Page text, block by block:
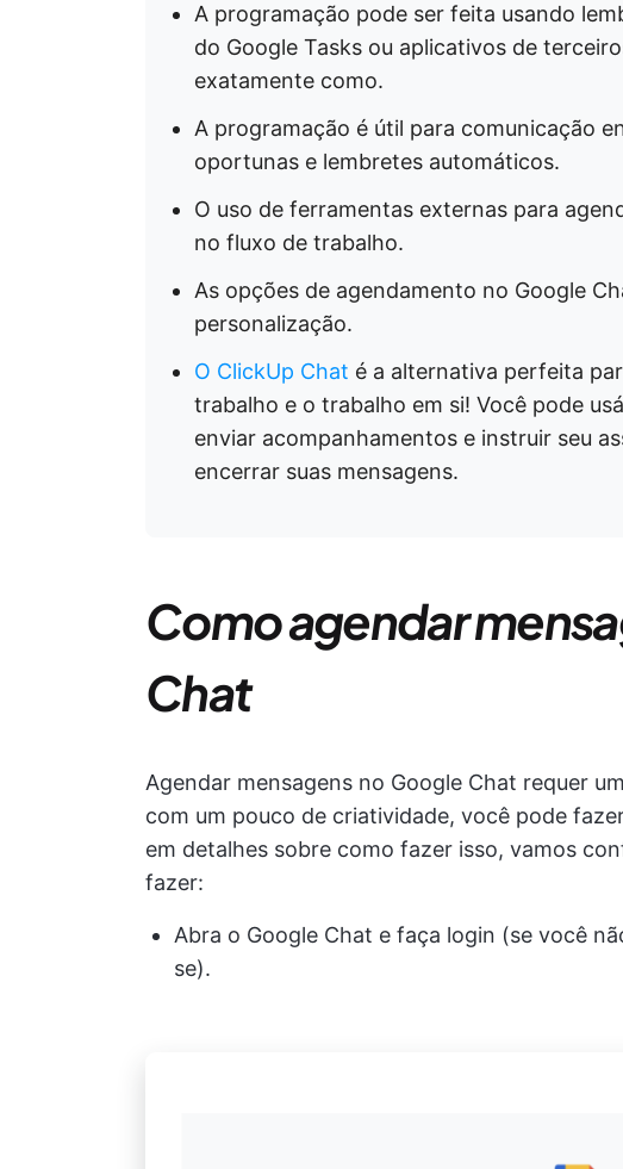
A programação pode ser feita usando
do Google Tasks ou aplicativos de
exatamente como.
A programação é útil para comunicação
oportunas e lembretes automáticos.
O uso de ferramentas externas para
no fluxo de trabalho.
As opções de agendamento no Google
personalização.
O ClickUp Chat é a alternativa perfeita
trabalho e o trabalho em si! Você pode
enviar acompanhamentos e instruir seu
encerrar suas mensagens.
Como agendar
Chat
Agendar mensagens no Google Chat requer
com um pouco de criatividade, você pode
em detalhes sobre como fazer isso, vamos
fazer:
Abra o Google Chat e faça login (se você
se).